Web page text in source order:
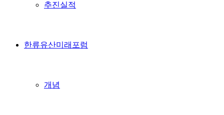
추진실적
한류유산미래포럼
개념